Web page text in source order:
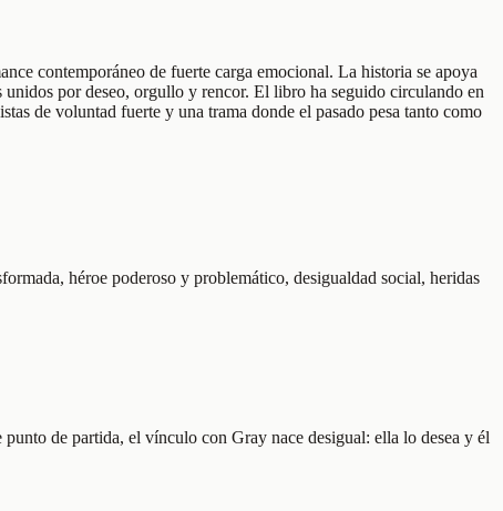
contemporáneo de fuerte carga emocional. La historia se apoya
por deseo, orgullo y rencor. El libro ha seguido circulando en
de voluntad fuerte y una trama donde el pasado pesa tanto como
héroe poderoso y problemático, desigualdad social, heridas
de partida, el vínculo con Gray nace desigual: ella lo desea y él